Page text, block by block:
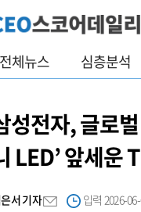
전체뉴스 심층분석
성전자, 글로
LED’ 앞세운
서 기자 입력 2026-